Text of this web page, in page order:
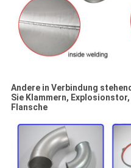
Andere in Verbindung
Sie Klammern,
Flansche